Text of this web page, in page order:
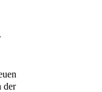
der